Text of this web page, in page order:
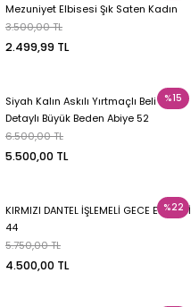
Mezuniyet Elbisesi Şık Saten Kadın
Gece Elbisesi 36
3.500,00 TL
2.499,99 TL
%15
Siyah Kalın Askılı Yırtmaçlı Beli Taş
Detaylı Büyük Beden Abiye 52
6.500,00 TL
5.500,00 TL
%22
KIRMIZI DANTEL İŞLEMELİ GECE ELBİSESİ
44
5.750,00 TL
4.500,00 TL